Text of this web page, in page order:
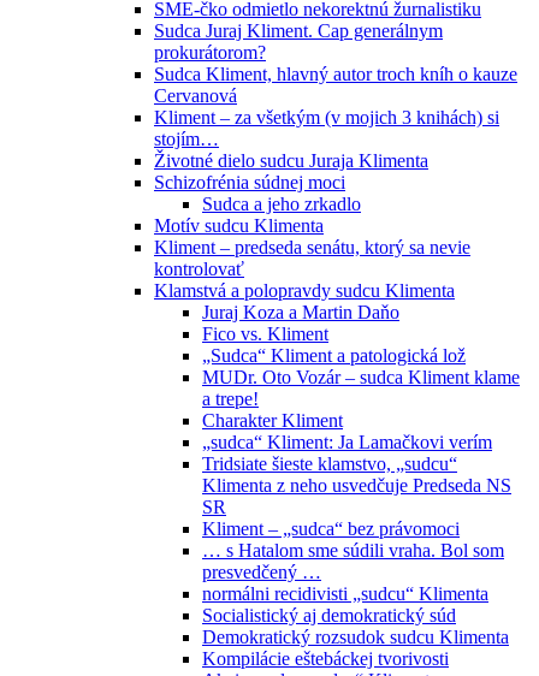
SME-čko odmietlo nekorektnú žurnalistiku
Sudca Juraj Kliment. Cap generálnym
prokurátorom?
Sudca Kliment, hlavný autor troch kníh o kauze
Cervanová
Kliment – za všetkým (v mojich 3 knihách) si
stojím…
Životné dielo sudcu Juraja Klimenta
Schizofrénia súdnej moci
Sudca a jeho zrkadlo
Motív sudcu Klimenta
Kliment – predseda senátu, ktorý sa nevie
kontrolovať
Klamstvá a polopravdy sudcu Klimenta
Juraj Koza a Martin Daňo
Fico vs. Kliment
„Sudca“ Kliment a patologická lož
MUDr. Oto Vozár – sudca Kliment klame
a trepe!
Charakter Kliment
„sudca“ Kliment: Ja Lamačkovi verím
Tridsiate šieste klamstvo, „sudcu“
Klimenta z neho usvedčuje Predseda NS
SR
Kliment – „sudca“ bez právomoci
… s Hatalom sme súdili vraha. Bol som
presvedčený …
normálni recidivisti „sudcu“ Klimenta
Socialistický aj demokratický súd
Demokratický rozsudok sudcu Klimenta
Kompilácie eštebáckej tvorivosti